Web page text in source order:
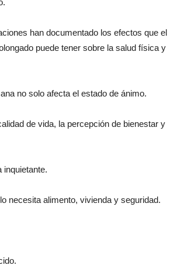
han documentado los efectos que el
puede tener sobre la salud física y
no solo afecta el estado de ánimo.
de vida, la percepción de bienestar y
inquietante.
necesita alimento, vivienda y seguridad.